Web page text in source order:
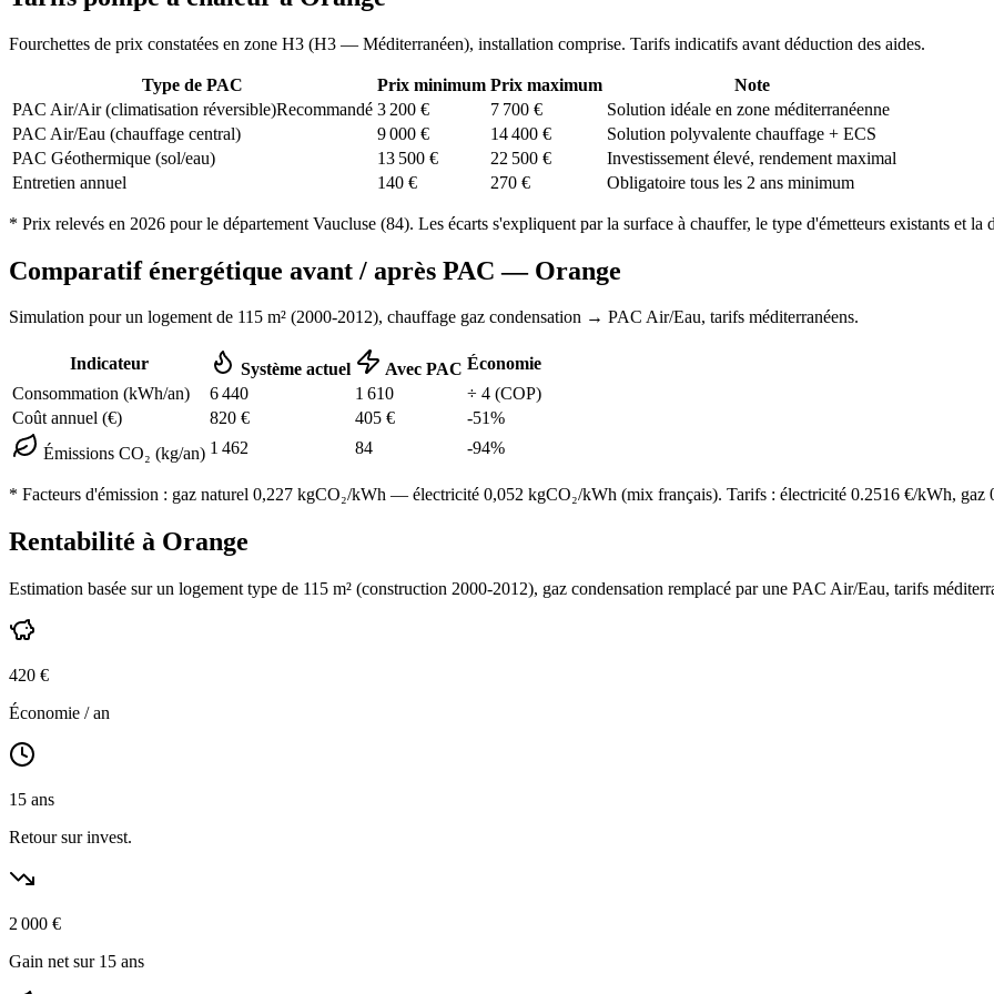
Fourchettes de prix constatées en zone H3 (H3 — Méditerranéen), installation comprise. Tarifs indicatifs avant déduction des aides.
Type de PAC Prix minimum Prix maximum
Note
PAC Air/Air (climatisation réversible)Recommandé 3 200 € 7 700 €
Solution idéale en zone méditerranéenne
PAC Air/Eau (chauffage central)
9 000 € 14 400 €
Solution polyvalente chauffage + ECS
PAC Géothermique (sol/eau)
13 500 € 22 500 €
Investissement élevé, rendement maximal
Entretien annuel
140 € 270 € Obligatoire tous les 2 ans minimum
* Prix relevés en 2026 pour le département Vaucluse (84). Les écarts s'expliquent par la surface à chauffer, le type d'émetteurs existants et la
Comparatif énergétique avant / après PAC — Orange
Simulation pour un logement de 115 m² (2000-2012), chauffage gaz condensation → PAC Air/Eau, tarifs méditerranéens.
Indicateur Système actuel Avec PAC Économie
Consommation (kWh/an)
6 440 1 610 ÷ 4 (COP)
Coût annuel (€)
820 € 405 € -51%
Émissions CO₂ (kg/an) 1 462 84 -94%
* Facteurs d'émission : gaz naturel 0,227 kgCO₂/kWh — électricité 0,052 kgCO₂/kWh (mix français). Tarifs : électricité 0.2516 €/kWh, gaz
Rentabilité à Orange
Estimation basée sur un logement type de 115 m² (construction 2000-2012), gaz condensation remplacé par une PAC Air/Eau, tarifs
420 €
Économie / an
15 ans
Retour sur invest.
2 000 €
Gain net sur 15 ans